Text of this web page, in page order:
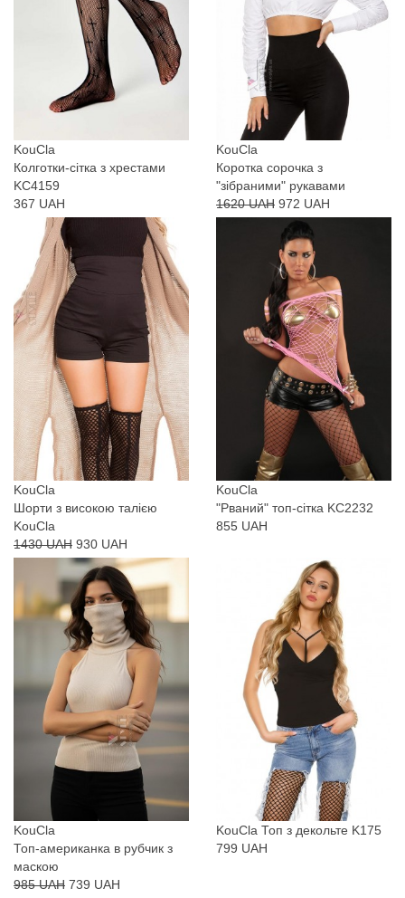
KouCla
Колготки-сітка з хрестами
KC4159
367 UAH
KouCla
Коротка сорочка з
"зібраними" рукавами
1620 UAH 972 UAH
KouCla
Шорти з високою талією
KouCla
1430 UAH 930 UAH
KouCla
"Рваний" топ-сітка KC2232
855 UAH
KouCla
Топ-американка в рубчик з
маскою
985 UAH 739 UAH
KouCla Топ з декольте K175
799 UAH